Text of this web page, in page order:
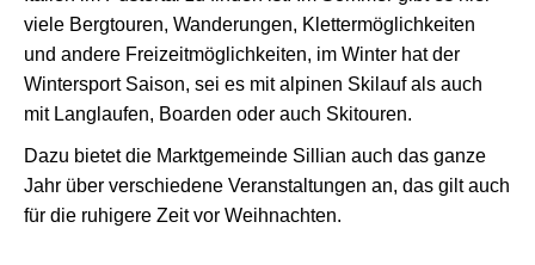
viele Bergtouren, Wanderungen, Klettermöglichkeiten
und andere Freizeitmöglichkeiten, im Winter hat der
Wintersport Saison, sei es mit alpinen Skilauf als auch
mit Langlaufen, Boarden oder auch Skitouren.
Dazu bietet die Marktgemeinde Sillian auch das ganze
Jahr über verschiedene Veranstaltungen an, das gilt auch
für die ruhigere Zeit vor Weihnachten.